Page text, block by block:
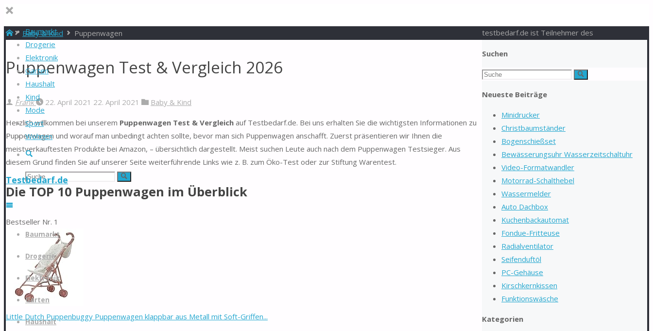
Baumarkt
Drogerie
Elektronik
Garten
Haushalt
Kind
Mode
Sport
Wohnen
Suche
Suchen
nach:
Suche
Testbedarf.de
springen
Baumarkt
Drogerie
Elektronik
Garten
Haushalt
StartBaby & Kind Puppenwagen
Puppenwagen Test & Vergleich 2026
Frank 22. April 2021 22. April 2021 Baby & Kind
Herzlich willkommen bei unserem Puppenwagen Test & Vergleich auf Testbedarf.de. Bei uns erhalten Sie die wichtigsten Informationen zu
Puppenwagen und worauf man unbedingt achten sollte, bevor man sich Puppenwagen anschafft. Zuerst präsentieren wir Ihnen die
meistverkauftesten Produkte bei Amazon, – übersichtlich dargestellt. Meist suchen Leute auch nach dem Puppenwagen Testsieger. Aus
diesem Grund finden Sie auf unserer Seite weiterführende Links wie z. B. zum Öko-Test oder zur Stiftung Warentest.
Die TOP 10 Puppenwagen im Überblick
Bestseller Nr. 1
Little Dutch Puppenbuggy Puppenwagen klappbar aus Metall mit Soft-Griffen...
Suchen
Suchen
Suche
Neueste Beiträge
Minidrucker
Christbaumständer
Bogenschießset
Bewässerungsuhr Wasserzeitschaltuhr
Video-Formatwandler
Motorrad-Schalthebel
Wassermelder
Auto Dachbox
Kuchenbackautomat
Fondue-Fritteuse
Radialventilator
Seifenduftöl
PC-Gehäuse
Kirschkernkissen
Funktionswäsche
Kategorien
testbedarf.de ist Teilnehmer des